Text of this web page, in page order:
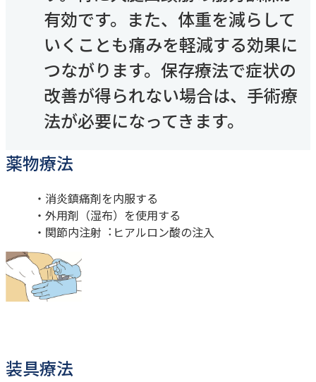
診療予約
TEL：045-581-1417
電話受付時間
月~金 8：30-17：00土 8：30-12：00
TEL：045-581-6791
FAX：045-581-9019
有効です。また、体重を減らして
いくことも痛みを軽減する効果に
つながります。保存療法で症状の
改善が得られない場合は、手術療
法が必要になってきます。
薬物療法
消炎鎮痛剤を内服する
外用剤（湿布）を使用する
関節内注射︓ヒアルロン酸の注入
装具療法